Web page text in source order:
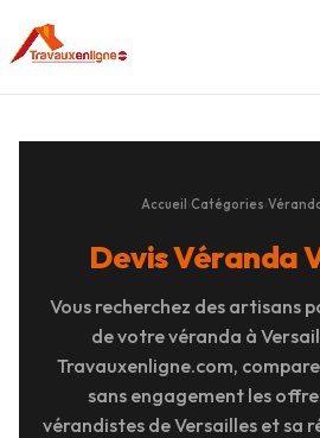
Accueil Catégories
Devis Véranda
Vous recherchez des artisans
de votre véranda à
Travauxenligne.com,
sans engagement les
vérandistes de Versailles et sa